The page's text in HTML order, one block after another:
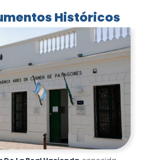
Históricos